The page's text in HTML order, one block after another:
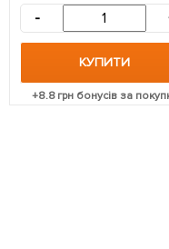
-
КУПИТИ
+8.8грн бонусів за